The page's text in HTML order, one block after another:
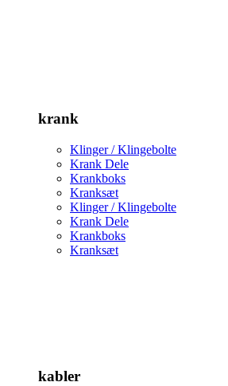
krank
Klinger / Klingebolte
Krank Dele
Krankboks
Kranksæt
Klinger / Klingebolte
Krank Dele
Krankboks
Kranksæt
kabler